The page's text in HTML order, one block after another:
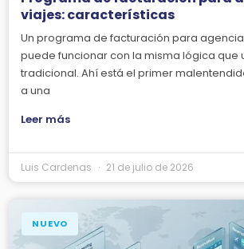
viajes: características
Un programa de facturación para
puede funcionar con la misma lógica que
tradicional. Ahí está el primer
a una
Leer más
Luis Cardenas 21 de julio de 2026
NUEVO